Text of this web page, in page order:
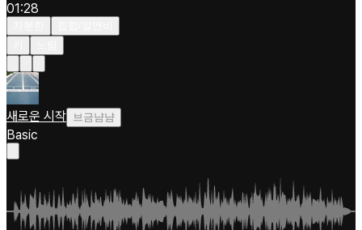
01:28
새로운 시작 브금냠냠
Basic